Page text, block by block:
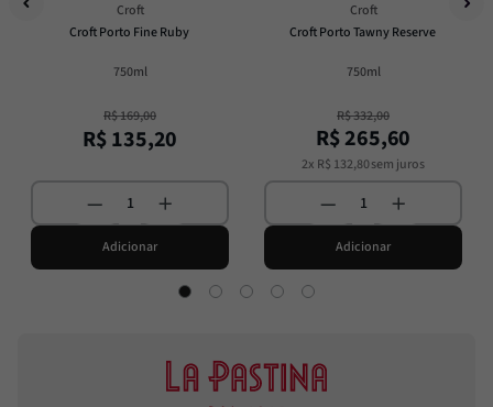
Croft
Croft Porto Fine Ruby
750ml
R$169,00
R$135,20
Adicionar
Croft
Croft Porto Tawny Reserve
750ml
R$332,00
R$265,60
2x R$ 132,80sem juros
Adicionar